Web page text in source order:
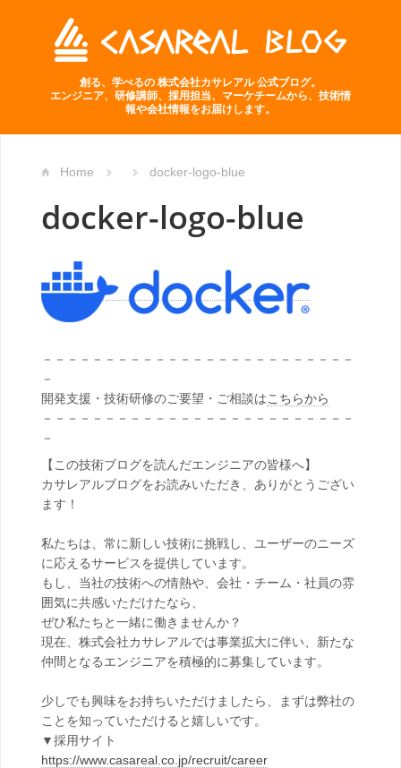
創る、学べるの 株式会社カサレアル 公式ブログ。
エンジニア、研修講師、採用担当、マーケチームから、技術情
報や会社情報をお届けします。
Home docker-logo-blue
docker-logo-blue
－－－－－－－－－－－－－－－－－－－－－－－－－
－
開発支援・技術研修のご要望・ご相談はこちらから
－－－－－－－－－－－－－－－－－－－－－－－－－
－
【この技術ブログを読んだエンジニアの皆様へ】
カサレアルブログをお読みいただき、ありがとうござい
ます！
私たちは、常に新しい技術に挑戦し、ユーザーのニーズ
に応えるサービスを提供しています。
もし、当社の技術への情熱や、会社・チーム・社員の雰
囲気に共感いただけたなら、
ぜひ私たちと一緒に働きませんか？
現在、株式会社カサレアルでは事業拡大に伴い、新たな
仲間となるエンジニアを積極的に募集しています。
少しでも興味をお持ちいただけましたら、まずは弊社の
ことを知っていただけると嬉しいです。
▼採用サイト
https://www.casareal.co.jp/recruit/career